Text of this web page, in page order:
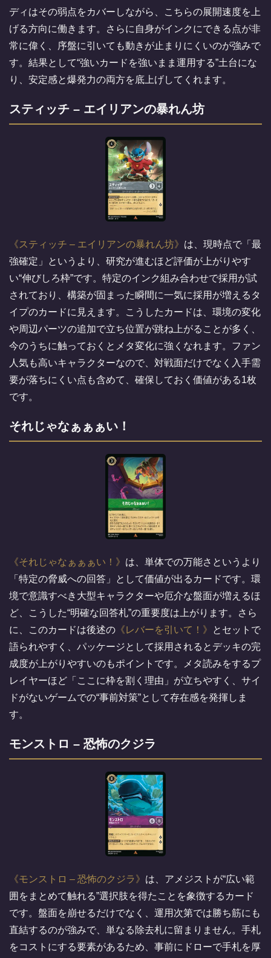
ディはその弱点をカバーしながら、こちらの展開速度を上
げる方向に働きます。さらに自身がインクにできる点が非
常に偉く、序盤に引いても動きが止まりにくいのが強みで
す。結果として“強いカードを強いまま運用する”土台にな
り、安定感と爆発力の両方を底上げしてくれます。
スティッチ – エイリアンの暴れん坊
スティッチ – エイリアンの暴れん坊
は、現時点で「最
強確定」というより、研究が進むほど評価が上がりやす
い“伸びしろ枠”です。特定のインク組み合わせで採用が試
されており、構築が固まった瞬間に一気に採用が増えるタ
イプのカードに見えます。こうしたカードは、環境の変化
や周辺パーツの追加で立ち位置が跳ね上がることが多く、
今のうちに触っておくとメタ変化に強くなれます。ファン
人気も高いキャラクターなので、対戦面だけでなく入手需
要が落ちにくい点も含めて、確保しておく価値がある1枚
です。
それじゃなぁぁぁい！
それじゃなぁぁぁい！
は、単体での万能さというより
「特定の脅威への回答」として価値が出るカードです。環
境で意識すべき大型キャラクターや厄介な盤面が増えるほ
ど、こうした“明確な回答札”の重要度は上がります。さら
に、このカードは後述の
レバーを引いて！
とセットで
語られやすく、パッケージとして採用されるとデッキの完
成度が上がりやすいのもポイントです。メタ読みをするプ
レイヤーほど「ここに枠を割く理由」が立ちやすく、サイ
ドがないゲームでの“事前対策”として存在感を発揮しま
す。
モンストロ – 恐怖のクジラ
モンストロ – 恐怖のクジラ
は、アメジストが“広い範
囲をまとめて触れる”選択肢を得たことを象徴するカード
です。盤面を崩せるだけでなく、運用次第では勝ち筋にも
直結するのが強みで、単なる除去札に留まりません。手札
をコストにする要素があるため、事前にドローで手札を厚